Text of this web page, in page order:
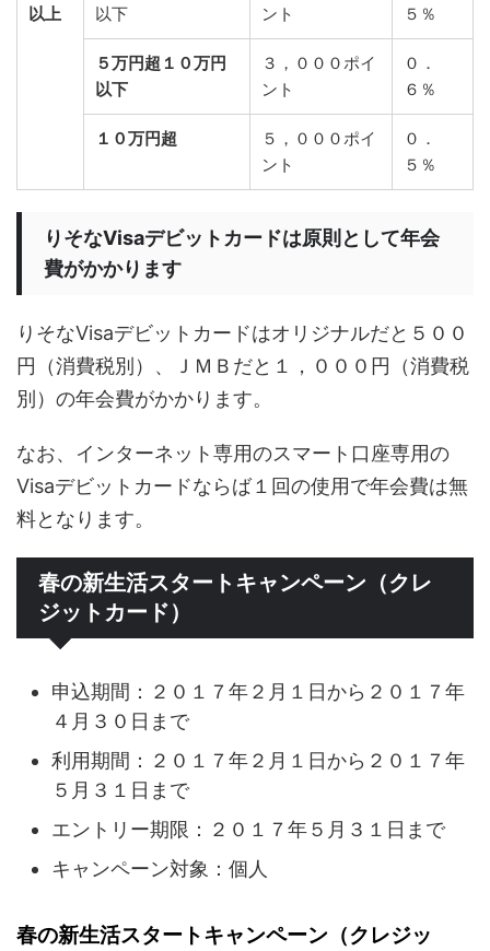
以上
以下
ント
５％
５万円超１０万円
以下
３，０００ポイ
ント
０．
６％
１０万円超
５，０００ポイ
ント
０．
５％
りそなVisaデビットカードは原則として年会
費がかかります
りそなVisaデビットカードはオリジナルだと５００
円（消費税別）、ＪＭＢだと１，０００円（消費税
別）の年会費がかかります。
なお、インターネット専用のスマート口座専用の
Visaデビットカードならば１回の使用で年会費は無
料となります。
春の新生活スタートキャンペーン（クレ
ジットカード）
申込期間：２０１７年２月１日から２０１７年
４月３０日まで
利用期間：２０１７年２月１日から２０１７年
５月３１日まで
エントリー期限：２０１７年５月３１日まで
キャンペーン対象：個人
春の新生活スタートキャンペーン（クレジッ